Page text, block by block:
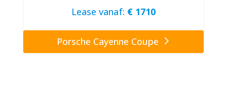
Lease vanaf: € 1710
Porsche Cayenne Coupe